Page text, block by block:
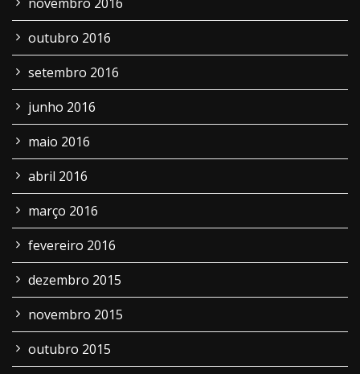
outubro 2016
setembro 2016
junho 2016
maio 2016
abril 2016
março 2016
fevereiro 2016
dezembro 2015
novembro 2015
outubro 2015